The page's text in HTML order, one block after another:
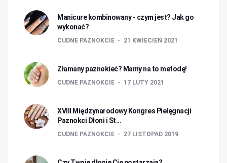
Manicure kombinowany - czym jest? Jak go
wykonać?
CUDNE PAZNOKCIE 21 KWIECIEŃ 2021
Złamany paznokieć? Mamy na to metodę!
CUDNE PAZNOKCIE 17 LUTY 2021
XVIII Międzynarodowy Kongres Pielęgnacji
Paznokci Dłoni i St...
CUDNE PAZNOKCIE 27 LISTOPAD 2019